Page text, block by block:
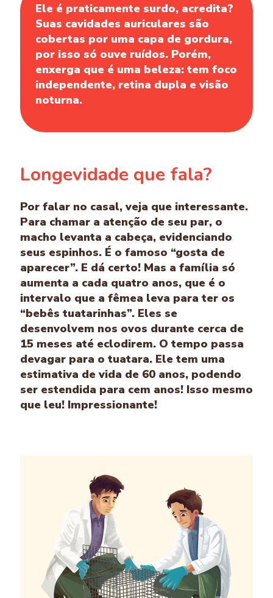
Ele é praticamente surdo, acredita?
Suas cavidades auriculares são
cobertas por uma capa de gordura,
por isso só ouve ruídos. Porém,
enxerga que é uma beleza: tem foco
independente, retina dupla e visão
noturna.
Longevidade que fala?
Por falar no casal, veja que interessante.
Para chamar a atenção de seu par, o
macho levanta a cabeça, evidenciando
seus espinhos. É o famoso “gosta de
aparecer”. E dá certo! Mas a família só
aumenta a cada quatro anos, que é o
intervalo que a fêmea leva para ter os
“bebês tuatarinhas”. Eles se
desenvolvem nos ovos durante cerca de
15 meses até eclodirem. O tempo passa
devagar para o tuatara. Ele tem uma
estimativa de vida de 60 anos, podendo
ser estendida para cem anos! Isso mesmo
que leu! Impressionante!